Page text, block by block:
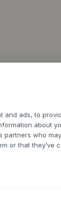
and ads, to
about
partners who
or that they’ve